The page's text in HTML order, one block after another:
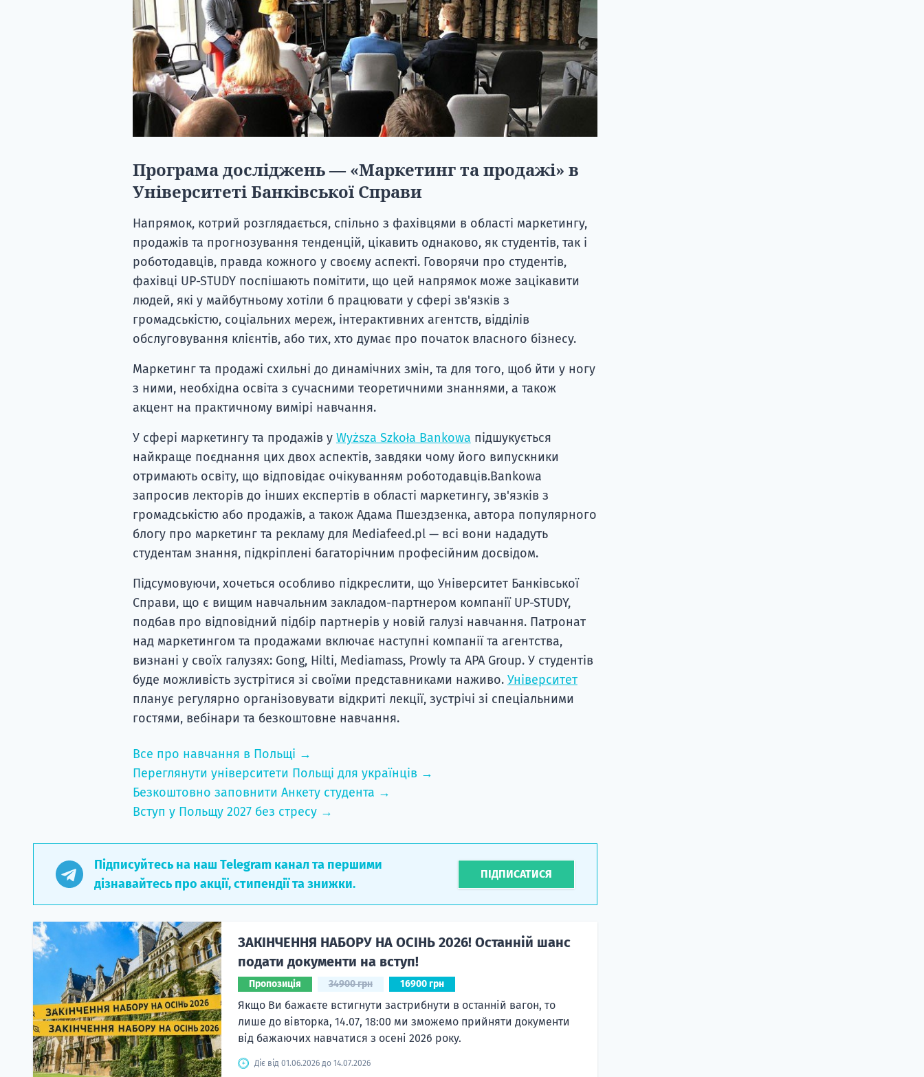
Програма досліджень — «Маркетинг та продажі» в
Університеті Банківської Справи
Напрямок, котрий розглядається, спільно з фахівцями в області маркетингу,
продажів та прогнозування тенденцій, цікавить однаково, як студентів, так і
роботодавців, правда кожного у своєму аспекті. Говорячи про студентів,
фахівці UP-STUDY поспішають помітити, що цей напрямок може зацікавити
людей, які у майбутньому хотіли б працювати у сфері зв'язків з
громадськістю, соціальних мереж, інтерактивних агентств, відділів
обслуговування клієнтів, або тих, хто думає про початок власного бізнесу.
Маркетинг та продажі схильні до динамічних змін, та для того, щоб йти у ногу
з ними, необхідна освіта з сучасними теоретичними знаннями, а також
акцент на практичному вимірі навчання.
У сфері маркетингу та продажів у Wyższa Szkoła Bankowa підшукується
найкраще поєднання цих двох аспектів, завдяки чому його випускники
отримають освіту, що відповідає очікуванням роботодавців.Bankowa
запросив лекторів до інших експертів в області маркетингу, зв'язків з
громадськістю або продажів, а також Адама Пшездзенка, автора популярного
блогу про маркетинг та рекламу для Mediafeed.pl — всі вони нададуть
студентам знання, підкріплені багаторічним професійним досвідом.
Підсумовуючи, хочеться особливо підкреслити, що Університет Банківської
Справи, що є вищим навчальним закладом-партнером компанії UP-STUDY,
подбав про відповідний підбір партнерів у новій галузі навчання. Патронат
над маркетингом та продажами включає наступні компанії та агентства,
визнані у своїх галузях: Gong, Hilti, Mediamass, Prowly та APA Group. У студентів
буде можливість зустрітися зі своїми представниками наживо. Університет
планує регулярно організовувати відкриті лекції, зустрічі зі спеціальними
гостями, вебінари та безкоштовне навчання.
Все про навчання в Польщі →
Переглянути університети Польщі для українців →
Безкоштовно заповнити Анкету студента →
Вступ у Польщу 2027 без стресу →
Підписуйтесь на наш Telegram канал та першими
дізнавайтесь про акції, стипендії та знижки.
ПІДПИСАТИСЯ
ЗАКІНЧЕННЯ НАБОРУ НА ОСІНЬ 2026! Останній шанс
подати документи на вступ!
Пропозиція 34900 грн 16900 грн
Якщо Ви бажаєте встигнути застрибнути в останній вагон, то
лише до вівторка, 14.07, 18:00 ми зможемо прийняти документи
від бажаючих навчатися з осені 2026 року.
Діє від 01.06.2026 до 14.07.2026